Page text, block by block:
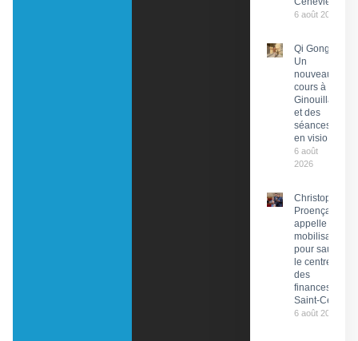
6 août 2026
Qi Gong :
Un
nouveau
cours à
Ginouillac
et des
séances
en visio
6 août
2026
Christophe
Proença
appelle à la
mobilisation
pour sauver
le centre
des
finances de
Saint-Céré
6 août 2026